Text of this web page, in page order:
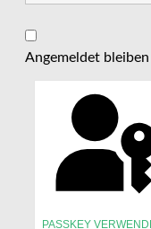
Angemeldet bleiben
PASSKEY